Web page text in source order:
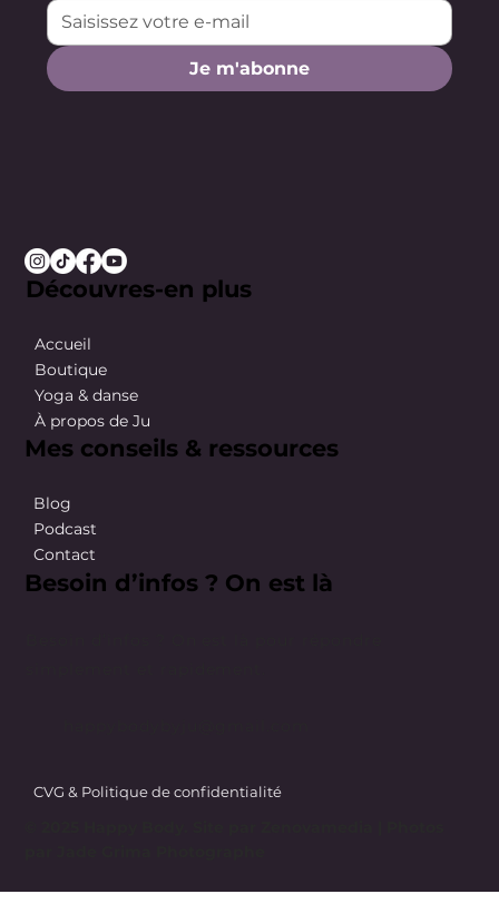
Je m'abonne
CVG & Politique de confidentialité
Découvres-en plus
Accueil
Boutique
Yoga & danse
À propos de Ju
Mes conseils & ressources
Blog
Podcast
Contact
Besoin d’infos ? On est là